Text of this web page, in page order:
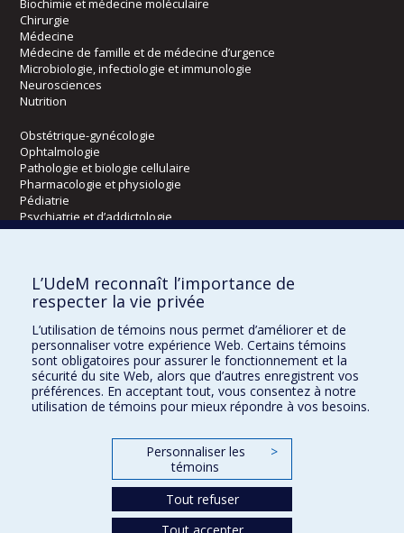
Biochimie et médecine moléculaire
Chirurgie
Médecine
Médecine de famille et de médecine d’urgence
Microbiologie, infectiologie et immunologie
Neurosciences
Nutrition
Obstétrique-gynécologie
Ophtalmologie
Pathologie et biologie cellulaire
Pharmacologie et physiologie
Pédiatrie
Psychiatrie et d’addictologie
Radiologie, radio-oncologie et médecine nucléaire
Écoles
Orthophonie et audiologie
Réadaptation
Directions
L’UdeM reconnaît l’importance de
respecter la vie privée
L’utilisation de témoins nous permet d’améliorer et de
personnaliser votre expérience Web. Certains témoins
sont obligatoires pour assurer le fonctionnement et la
sécurité du site Web, alors que d’autres enregistrent vos
préférences. En acceptant tout, vous consentez à notre
utilisation de témoins pour mieux répondre à vos besoins.
Personnaliser les
témoins
>
Tout refuser